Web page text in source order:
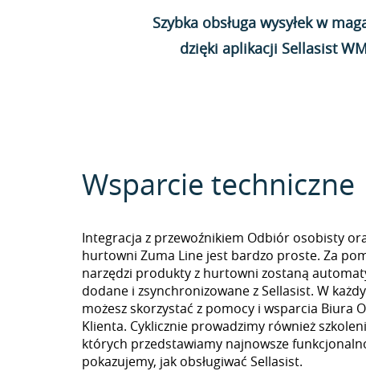
Szybka obsługa wysyłek w
dzięki aplikacji Sellasist
Wsparcie techniczne
Integracja z przewoźnikiem Odbiór osobisty
hurtowni Zuma Line jest bardzo proste. Za
narzędzi produkty z hurtowni zostaną
dodane i zsynchronizowane z Sellasist. W
możesz skorzystać z pomocy i wsparcia Biura
Klienta. Cyklicznie prowadzimy również
których przedstawiamy najnowsze
pokazujemy, jak obsługiwać Sellasist.